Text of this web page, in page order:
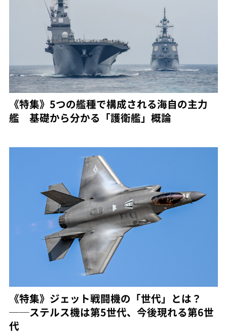
《特集》5つの艦種で構成される海自の主力
艦 基礎から分かる「護衛艦」概論
《特集》ジェット戦闘機の「世代」とは？
──ステルス機は第5世代、今後現れる第6世
代